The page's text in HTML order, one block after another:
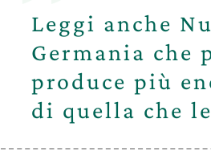
Leggi anche
Germania che
produce più
di quella che